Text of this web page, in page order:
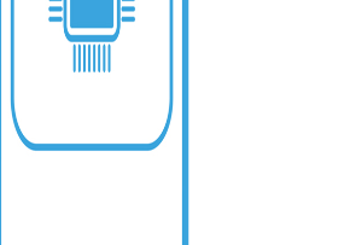
Палац "Україна"